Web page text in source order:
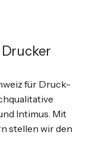
für Druck-
Intimus. Mit
stellen wir den